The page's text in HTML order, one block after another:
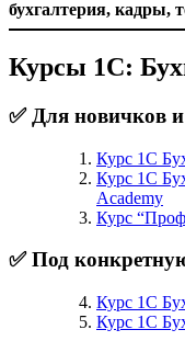
бухгалтерия, кадры,
Курсы 1С:
✅ Для новичков
Курс 1С
Курс 1С
Academy
Курс
✅ Под
Курс 1С
Курс 1С